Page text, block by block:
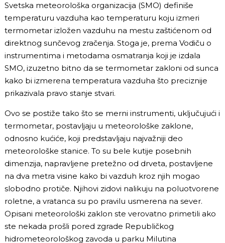
Svetska meteorološka organizacija (SMO) definiše
temperaturu vazduha kao temperaturu koju izmeri
termometar izložen vazduhu na mestu zaštićenom od
direktnog sunčevog zračenja. Stoga je, prema Vodiču o
instrumentima i metodama osmatranja koji je izdala
SMO, izuzetno bitno da se termometar zakloni od sunca
kako bi izmerena temperatura vazduha što preciznije
prikazivala pravo stanje stvari.
Ovo se postiže tako što se merni instrumenti, uključujući i
termometar, postavljaju u meteorološke zaklone,
odnosno kućiće, koji predstavljaju najvažniji deo
meteorološke stanice. To su bele kutije posebnih
dimenzija, napravljene pretežno od drveta, postavljene
na dva metra visine kako bi vazduh kroz njih mogao
slobodno protiče. Njihovi zidovi nalikuju na poluotvorene
roletne, a vratanca su po pravilu usmerena na sever.
Opisani meteorološki zaklon ste verovatno primetili ako
ste nekada prošli pored zgrade Republičkog
hidrometeorološkog zavoda u parku Milutina